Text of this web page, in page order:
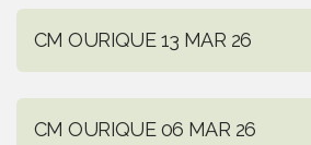
CM OURIQUE 13 MAR 26
CM OURIQUE 06 MAR 26